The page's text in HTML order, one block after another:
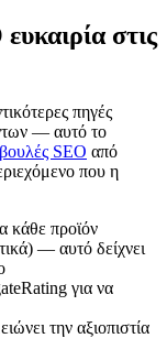
στις
πηγές
— αυτό το
SEO από
που η
κάθε προϊόν
— αυτό δείχνει
για να
την αξιοπιστία